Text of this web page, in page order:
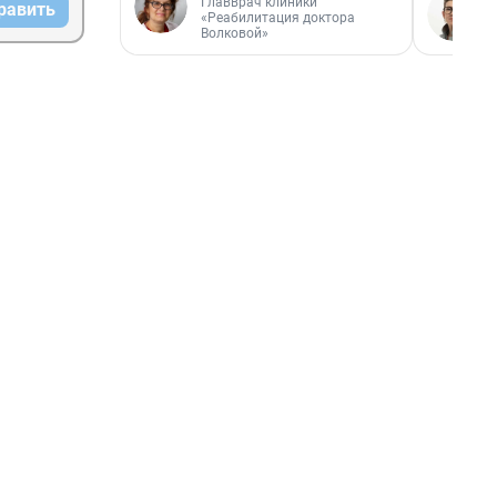
«Реабилитация доктора
Волковой»